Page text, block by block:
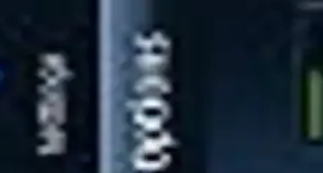
şarj ve kısa devre koruması, termal
ve 1 yıl garanti güvence verir.